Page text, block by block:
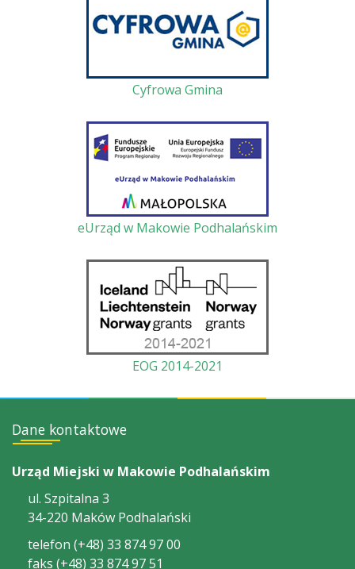
Cyfrowa Gmina
eUrząd w Makowie Podhalańskim
EOG 2014-2021
Dane kontaktowe
Urząd Miejski w Makowie Podhalańskim
ul. Szpitalna 3
34-220 Maków Podhalański
telefon (+48) 33 874 97 00
faks (+48) 33 874 97 51